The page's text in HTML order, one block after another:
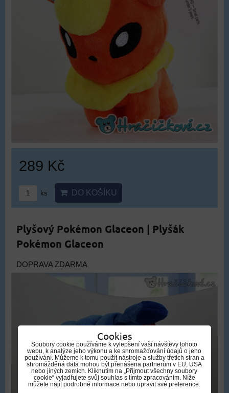
289 Kč
ks DO KOŠÍKU
Plyšový Pokémon Glaceon | Plyšák
Pokémon Glaceon
DOPRAVA ZDARMA
Cookies
Soubory cookie používáme k vylepšení vaší návštěvy tohoto
webu, k analýze jeho výkonu a ke shromažďování údajů o jeho
používání. Můžeme k tomu použít nástroje a služby třetích stran a
shromážděná data mohou být přenášena partnerům v EU, USA
nebo jiných zemích. Kliknutím na „Přijmout všechny soubory
cookie“ vyjadřujete svůj souhlas s tímto zpracováním. Níže
můžete najít podrobné informace nebo upravit své preference.